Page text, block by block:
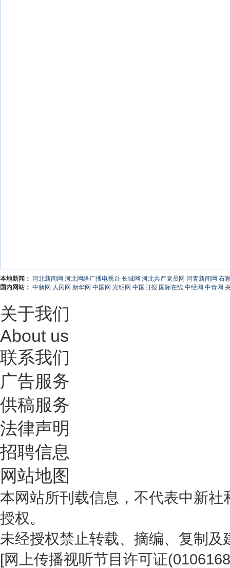
本地新闻： 河北新闻网 河北网络广播电视台 长城网 河北共产党员网 河青新闻网 石
国内网站： 中新网 人民网 新华网 中国网 光明网 中国日报 国际在线 中经网 中青网
关于我们
About us
联系我们
广告服务
供稿服务
法律声明
招聘信息
网站地图
本网站所刊载信息，不代表中新
授权。
未经授权禁止转载、摘编、复制
[网上传播视听节目许可证